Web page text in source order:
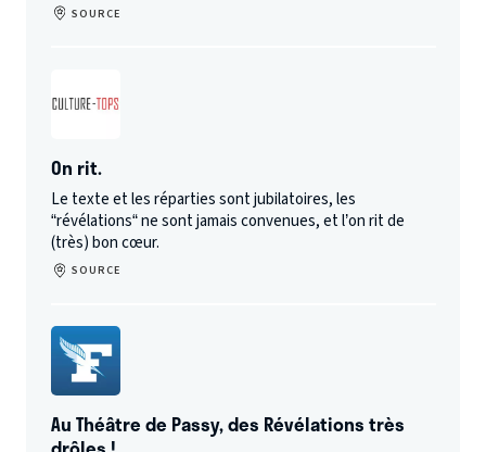
SOURCE
On rit.
Le texte et les réparties sont jubilatoires, les
“révélations“ ne sont jamais convenues, et l’on rit de
(très) bon cœur.
SOURCE
Au Théâtre de Passy, des Révélations très